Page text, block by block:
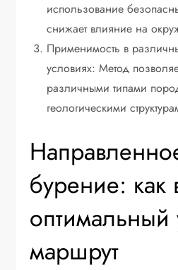
использование
снижает влияние на
Применимость в
условиях: Метод
различными типами
геологическими
бурение: как
оптимальный
маршрут